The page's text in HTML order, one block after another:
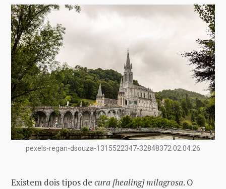
pexels-regan-dsouza-1315522347-32848372 02.04.26
Existem dois tipos de cura [healing] milagrosa. O